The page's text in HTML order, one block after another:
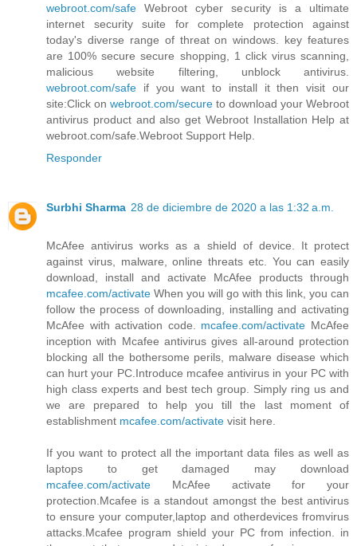
webroot.com/safe Webroot cyber security is a ultimate
internet security suite for complete protection against
today's diverse range of threat on windows. key features
are 100% secure secure shopping, 1 click virus scanning,
malicious website filtering, unblock antivirus.
webroot.com/safe if you want to install it then visit our
site:Click on webroot.com/secure to download your Webroot
antivirus product and also get Webroot Installation Help at
webroot.com/safe.Webroot Support Help.
Responder
Surbhi Sharma 28 de diciembre de 2020 a las 1:32 a.m.
McAfee antivirus works as a shield of device. It protect
against virus, malware, online threats etc. You can easily
download, install and activate McAfee products through
mcafee.com/activate When you will go with this link, you can
follow the process of downloading, installing and activating
McAfee with activation code. mcafee.com/activate McAfee
inception with Mcafee antivirus gives all-around protection
blocking all the bothersome perils, malware disease which
can hurt your PC.Introduce mcafee antivirus in your PC with
high class experts and best tech group. Simply ring us and
we are prepared to help you till the last moment of
establishment mcafee.com/activate visit here.
If you want to protect all the important data files as well as
laptops to get damaged may download
mcafee.com/activate McAfee activate for your
protection.Mcafee is a standout amongst the best antivirus
to ensure your computer,laptop and otherdevices fromvirus
attacks.Mcafee program shield your PC from infection. in